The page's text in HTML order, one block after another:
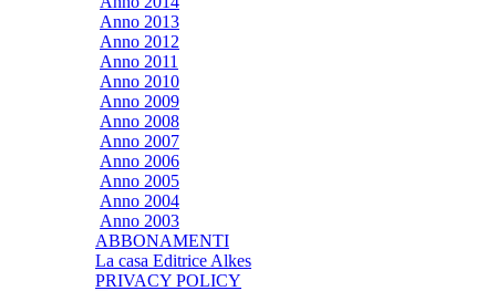
Anno 2013
Anno 2012
Anno 2011
Anno 2010
Anno 2009
Anno 2008
Anno 2007
Anno 2006
Anno 2005
Anno 2004
Anno 2003
ABBONAMENTI
La casa Editrice Alkes
PRIVACY POLICY